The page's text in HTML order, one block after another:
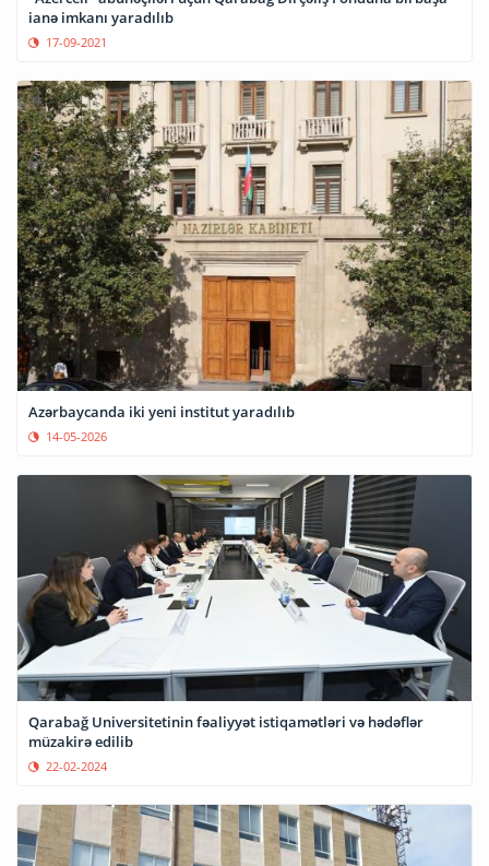
ianə imkanı yaradılıb
17-09-2021
Azərbaycanda iki yeni institut yaradılıb
14-05-2026
Qarabağ Universitetinin fəaliyyət istiqamətləri və hədəflər
müzakirə edilib
22-02-2024